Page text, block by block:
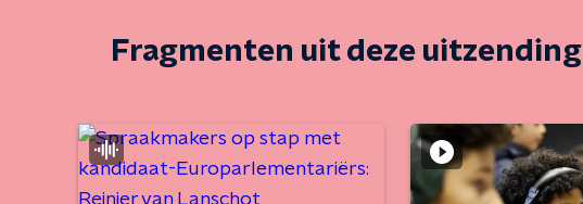
Fragmenten uit deze uitzending